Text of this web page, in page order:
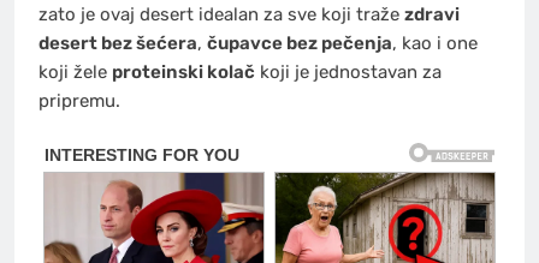
zato je ovaj desert idealan za sve koji traže zdravi
desert bez šećera, čupavce bez pečenja, kao i one
koji žele proteinski kolač koji je jednostavan za
pripremu.